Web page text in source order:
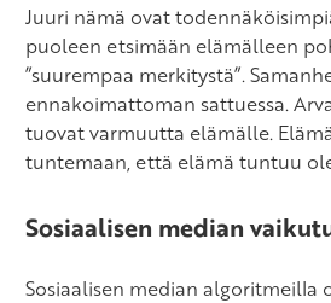
Juuri nämä ovat
puoleen etsimään elämälleen
”suurempaa merkitystä”.
ennakoimattoman sattuessa.
tuovat varmuutta elämälle.
tuntemaan, että elämä tuntuu
Sosiaalisen median
Sosiaalisen median